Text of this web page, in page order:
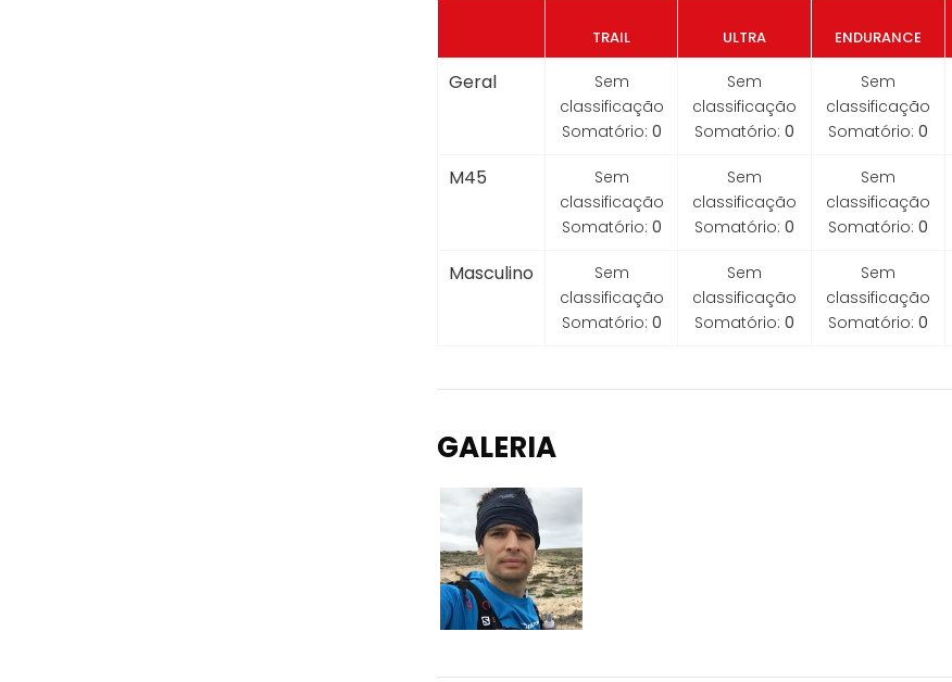
TRAIL ULTRA ENDURANCE
Geral
Sem
classificação
Somatório: 0
Sem
classificação
Somatório: 0
Sem
classificação
Somatório: 0
M45
Sem
classificação
Somatório: 0
Sem
classificação
Somatório: 0
Sem
classificação
Somatório: 0
Masculino
Sem
classificação
Somatório: 0
Sem
classificação
Somatório: 0
Sem
classificação
Somatório: 0
GALERIA